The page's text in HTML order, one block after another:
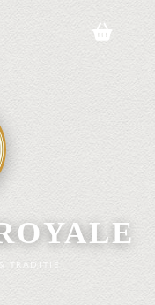
TRADITIE